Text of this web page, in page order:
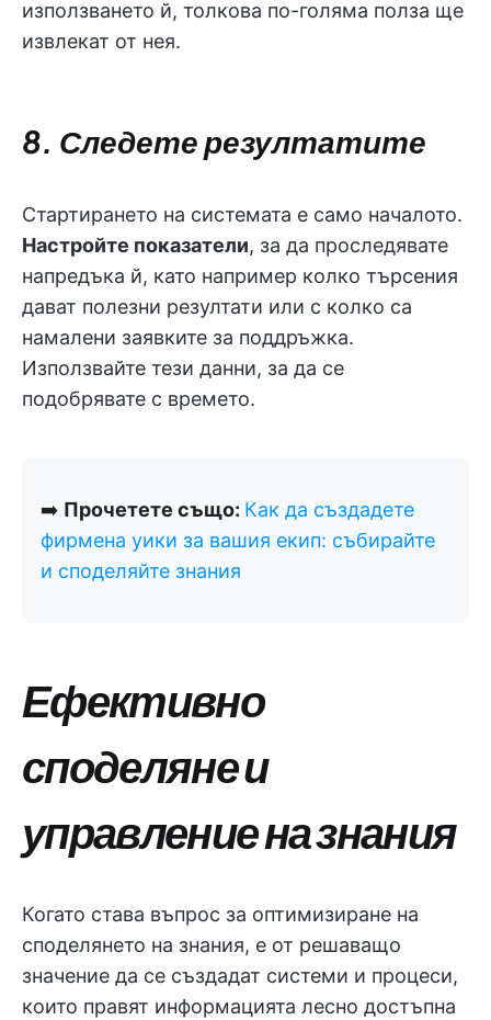
използването й, толкова по-голяма полза ще
извлекат от нея.
8. Следете резултатите
Стартирането на системата е само началото.
Настройте показатели, за да проследявате
напредъка й, като например колко търсения
дават полезни резултати или с колко са
намалени заявките за поддръжка.
Използвайте тези данни, за да се
подобрявате с времето.
➡️ Прочетете също: Как да създадете
фирмена уики за вашия екип: събирайте
и споделяйте знания
Ефективно
споделяне и
управление на знания
Когато става въпрос за оптимизиране на
споделянето на знания, е от решаващо
значение да се създадат системи и процеси,
които правят информацията лесно достъпна